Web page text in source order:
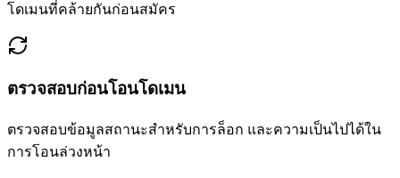
โดเมนที่คล้ายกันก่อนสมัคร
ตรวจสอบก่อนโอนโดเมน
ตรวจสอบข้อมูลสถานะสำหรับการล็อก และความเป็นไปได้ใน
การโอนล่วงหน้า